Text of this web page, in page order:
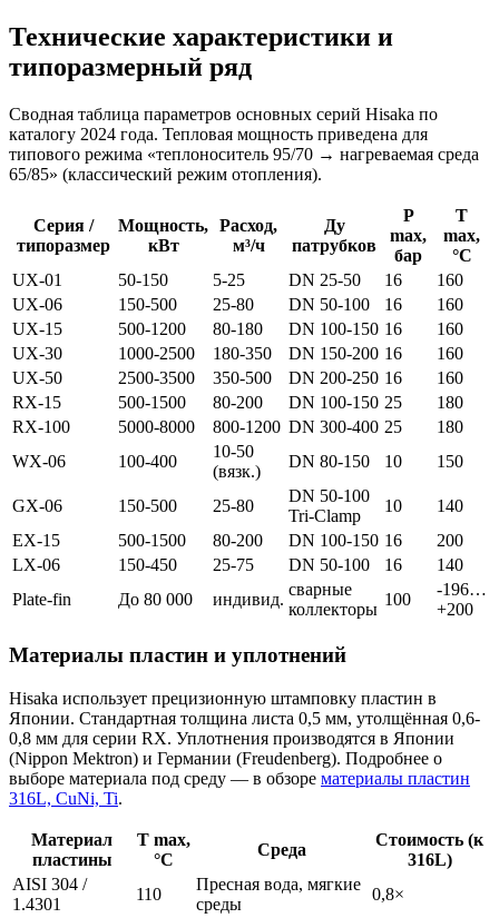
Технические характеристики и
типоразмерный ряд
Сводная таблица параметров основных серий Hisaka по
каталогу 2024 года. Тепловая мощность приведена для
типового режима «теплоноситель 95/70 → нагреваемая среда
65/85» (классический режим отопления).
Серия /
типоразмер
Мощность,
кВт
Расход,
м³/ч
Ду
патрубков
P
max,
бар
T
max,
°C
UX-01
50-150 5-25 DN 25-50 16
160
UX-06
150-500 25-80 DN 50-100 16
160
UX-15
500-1200 80-180 DN 100-150 16
160
UX-30
1000-2500 180-350 DN 150-200 16
160
UX-50
2500-3500 350-500 DN 200-250 16
160
RX-15
500-1500 80-200 DN 100-150 25
180
RX-100
5000-8000 800-1200 DN 300-400 25
180
WX-06
100-400
10-50
(вязк.)
DN 80-150 10 150
GX-06 150-500 25-80
DN 50-100
Tri-Clamp
10
140
EX-15
500-1500 80-200 DN 100-150 16
200
LX-06
150-450 25-75 DN 50-100 16
140
Plate-fin
До 80 000 индивид.
сварные
коллекторы
100
-196…
+200
Материалы пластин и уплотнений
Hisaka использует прецизионную штамповку пластин в
Японии. Стандартная толщина листа 0,5 мм, утолщённая 0,6-
0,8 мм для серии RX. Уплотнения производятся в Японии
(Nippon Mektron) и Германии (Freudenberg). Подробнее о
выборе материала под среду — в обзоре материалы пластин
316L, CuNi, Ti.
Материал
пластины
T max,
°C
Среда
Стоимость (к
316L)
AISI 304 /
1.4301
110
Пресная вода, мягкие
среды
0,8×